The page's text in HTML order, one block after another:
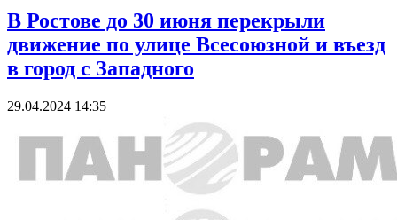
В Ростове до 30 июня перекрыли
движение по улице Всесоюзной и въезд
в город с Западного
29.04.2024 14:35